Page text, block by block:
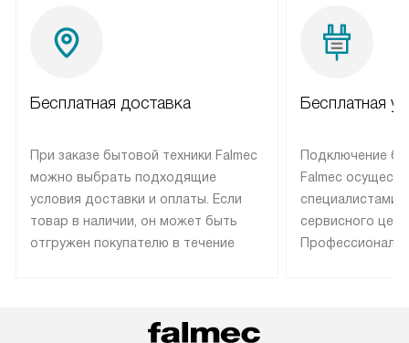
Бесплатная доставка
При заказе бытовой техники Falmec
можно выбрать подходящие
условия доставки и оплаты. Если
товар в наличии, он может быть
отгружен покупателю в течение
оплачивается дополнительно.
Бесплатная
Подключение
Falmec
специалистами
сервисного